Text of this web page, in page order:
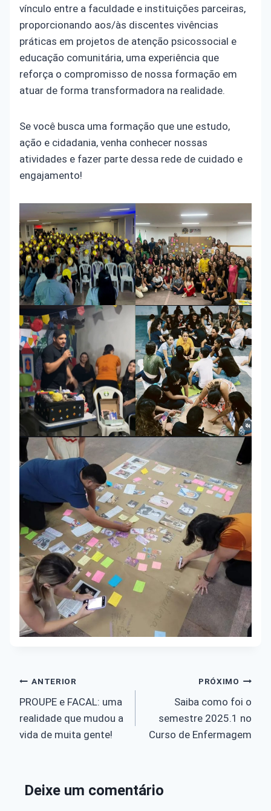
vínculo entre a faculdade e instituições parceiras,
proporcionando aos/às discentes vivências
práticas em projetos de atenção psicossocial e
educação comunitária, uma experiência que
reforça o compromisso de nossa formação em
atuar de forma transformadora na realidade.
Se você busca uma formação que une estudo,
ação e cidadania, venha conhecer nossas
atividades e fazer parte dessa rede de cuidado e
engajamento!
Navegação
de
Post
ANTERIOR
PROUPE e FACAL: uma
realidade que mudou a
vida de muita gente!
PRÓXIMO
Saiba como foi o
semestre 2025.1 no
Curso de Enfermagem
Deixe um comentário